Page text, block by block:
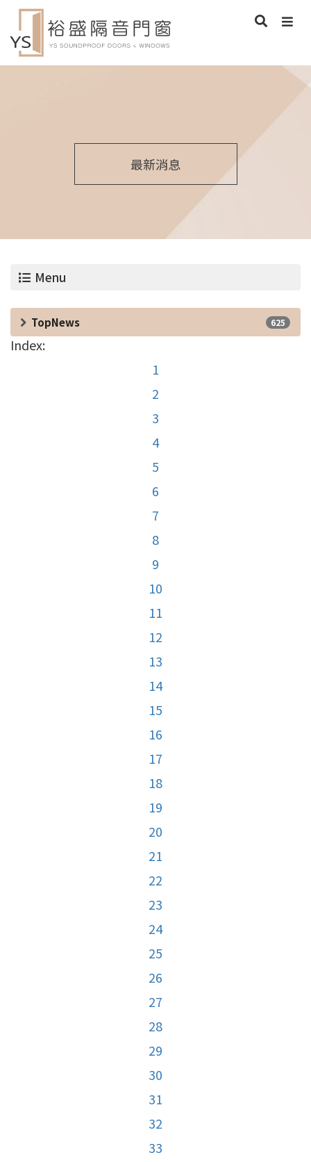
最新消息
Menu
TopNews 625
Index:
1
2
3
4
5
6
7
8
9
10
11
12
13
14
15
16
17
18
19
20
21
22
23
24
25
26
27
28
29
30
31
32
33